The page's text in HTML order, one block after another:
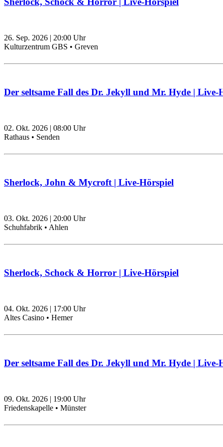
26. Sep. 2026 | 20:00 Uhr
Kulturzentrum GBS • Greven
Der seltsame Fall des Dr. Jekyll und Mr. Hyde | Live-
02. Okt. 2026 | 08:00 Uhr
Rathaus • Senden
Sherlock, John & Mycroft | Live-Hörspiel
03. Okt. 2026 | 20:00 Uhr
Schuhfabrik • Ahlen
Sherlock, Schock & Horror | Live-Hörspiel
04. Okt. 2026 | 17:00 Uhr
Altes Casino • Hemer
Der seltsame Fall des Dr. Jekyll und Mr. Hyde | Live-
09. Okt. 2026 | 19:00 Uhr
Friedenskapelle • Münster